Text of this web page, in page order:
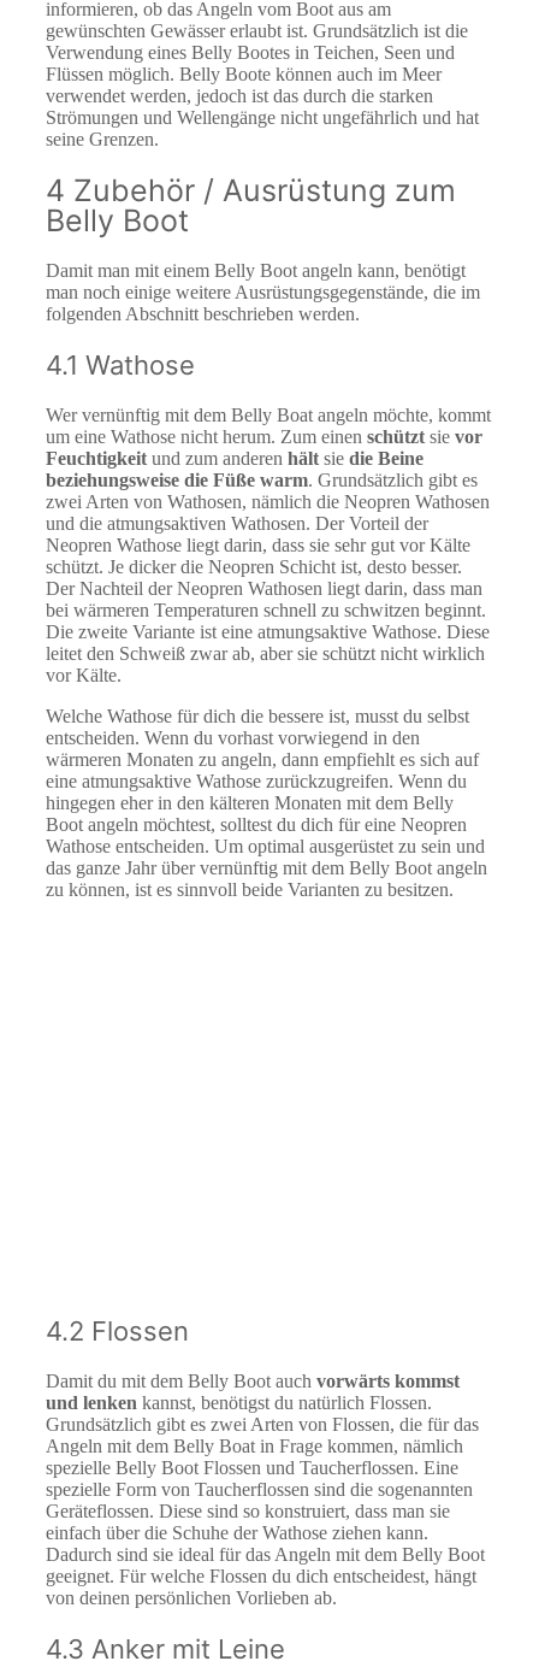
informieren, ob das Angeln vom Boot aus am
gewünschten Gewässer erlaubt ist. Grundsätzlich ist die
Verwendung eines Belly Bootes in Teichen, Seen und
Flüssen möglich. Belly Boote können auch im Meer
verwendet werden, jedoch ist das durch die starken
Strömungen und Wellengänge nicht ungefährlich und hat
seine Grenzen.
4 Zubehör / Ausrüstung zum
Belly Boot
Damit man mit einem Belly Boot angeln kann, benötigt
man noch einige weitere Ausrüstungsgegenstände, die im
folgenden Abschnitt beschrieben werden.
4.1 Wathose
Wer vernünftig mit dem Belly Boat angeln möchte, kommt
um eine Wathose nicht herum. Zum einen schützt sie vor
Feuchtigkeit und zum anderen hält sie die Beine
beziehungsweise die Füße warm. Grundsätzlich gibt es
zwei Arten von Wathosen, nämlich die Neopren Wathosen
und die atmungsaktiven Wathosen. Der Vorteil der
Neopren Wathose liegt darin, dass sie sehr gut vor Kälte
schützt. Je dicker die Neopren Schicht ist, desto besser.
Der Nachteil der Neopren Wathosen liegt darin, dass man
bei wärmeren Temperaturen schnell zu schwitzen beginnt.
Die zweite Variante ist eine atmungsaktive Wathose. Diese
leitet den Schweiß zwar ab, aber sie schützt nicht wirklich
vor Kälte.
Welche Wathose für dich die bessere ist, musst du selbst
entscheiden. Wenn du vorhast vorwiegend in den
wärmeren Monaten zu angeln, dann empfiehlt es sich auf
eine atmungsaktive Wathose zurückzugreifen. Wenn du
hingegen eher in den kälteren Monaten mit dem Belly
Boot angeln möchtest, solltest du dich für eine Neopren
Wathose entscheiden. Um optimal ausgerüstet zu sein und
das ganze Jahr über vernünftig mit dem Belly Boot angeln
zu können, ist es sinnvoll beide Varianten zu besitzen.
4.2 Flossen
Damit du mit dem Belly Boot auch vorwärts kommst
und lenken kannst, benötigst du natürlich Flossen.
Grundsätzlich gibt es zwei Arten von Flossen, die für das
Angeln mit dem Belly Boat in Frage kommen, nämlich
spezielle Belly Boot Flossen und Taucherflossen. Eine
spezielle Form von Taucherflossen sind die sogenannten
Geräteflossen. Diese sind so konstruiert, dass man sie
einfach über die Schuhe der Wathose ziehen kann.
Dadurch sind sie ideal für das Angeln mit dem Belly Boot
geeignet. Für welche Flossen du dich entscheidest, hängt
von deinen persönlichen Vorlieben ab.
4.3 Anker mit Leine